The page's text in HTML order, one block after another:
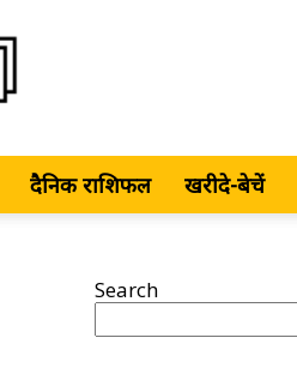
दैनिक राशिफल खरीदे-बेचें
Search